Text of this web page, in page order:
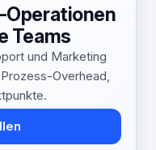
Operationen
Teams
und Marketing
Overhead,